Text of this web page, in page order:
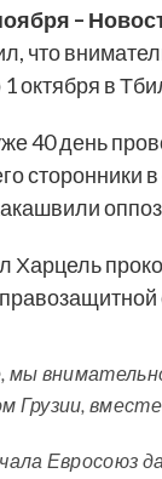
–
что
октября в
40 день
сторонники
Харцель
мы
Грузии,
Евросоюз